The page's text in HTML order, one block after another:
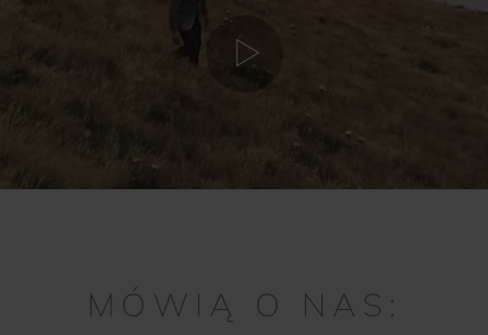
MÓWIĄ O NAS: